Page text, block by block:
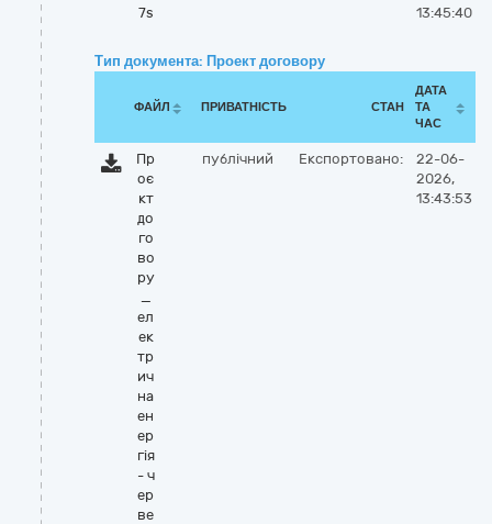
7s
13:45:40
Тип документа: Проект договору
ФАЙЛ ПРИВАТНІСТЬ СТАН
ДАТА
ТА
ЧАС
Пр
оє
кт
до
го
во
ру
_
ел
ек
тр
ич
на
ен
ер
гія
- ч
ер
ве
публічний Експортовано:
22-06-
2026,
13:43:53